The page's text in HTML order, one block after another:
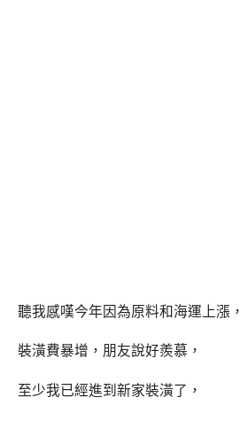
聽我感嘆今年因為原料和海運上漲，
裝潢費暴增，朋友說好羨慕，
至少我已經進到新家裝潢了，